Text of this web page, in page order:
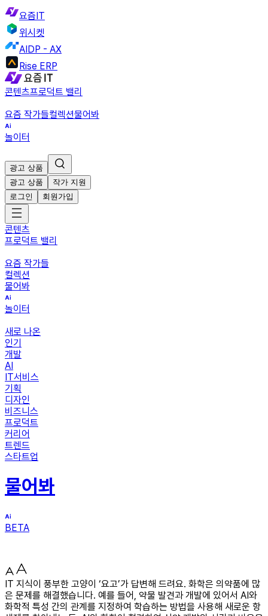
요즘IT
위시켓
AIDP - AX
Rise ERP
콘텐츠프로덕트 밸리
요즘 작가들컬렉션물어봐
놀이터
광고 상품
광고 상품
작가 지원
로그인
회원가입
콘텐츠
프로덕트 밸리
요즘 작가들
컬렉션
물어봐
놀이터
새로 나온
인기
개발
AI
IT서비스
기획
디자인
비즈니스
프로덕트
커리어
트렌드
스타트업
물어봐
BETA
IT 지식이 풍부한 고양이 ‘요고’가 답변해 드려요. 화학은 의약품에 많
은 문제를 해결했습니다. 예를 들어, 약물 발견과 개발에 있어서 AI와
화학적 특성 간의 관계를 지정하여 학습하는 방법을 사용해 새로운 항